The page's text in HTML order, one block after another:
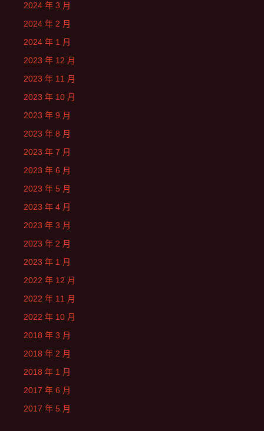
2024 年 3 月
2024 年 2 月
2024 年 1 月
2023 年 12 月
2023 年 11 月
2023 年 10 月
2023 年 9 月
2023 年 8 月
2023 年 7 月
2023 年 6 月
2023 年 5 月
2023 年 4 月
2023 年 3 月
2023 年 2 月
2023 年 1 月
2022 年 12 月
2022 年 11 月
2022 年 10 月
2018 年 3 月
2018 年 2 月
2018 年 1 月
2017 年 6 月
2017 年 5 月